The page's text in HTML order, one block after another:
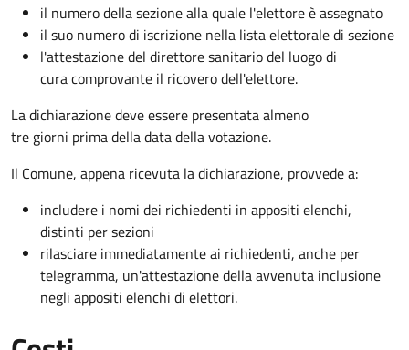
il numero della sezione alla quale l'elettore è assegnato
il suo numero di iscrizione nella lista elettorale di sezione
l'attestazione del direttore sanitario del luogo di
cura comprovante il ricovero dell'elettore.
La dichiarazione deve essere presentata almeno
tre giorni prima della data della votazione.
Il Comune, appena ricevuta la dichiarazione, provvede a:
includere i nomi dei richiedenti in appositi elenchi,
distinti per sezioni
rilasciare immediatamente ai richiedenti, anche per
telegramma, un'attestazione della avvenuta inclusione
negli appositi elenchi di elettori.